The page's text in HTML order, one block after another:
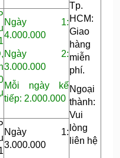
Tp.
HCM:
Giao
hàng
miễn
phí.
Ngoại
thành:
Vui
lòng
liên hệ
Ngày 1:
4.000.000
Ngày 2:
3.000.000
Mỗi ngày kế
tiếp: 2.000.000
Ngày 1:
3.000.000